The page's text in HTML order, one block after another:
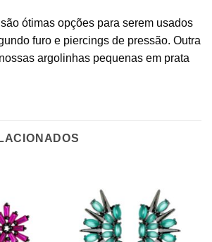
ótimas opções para serem usados
furo e piercings de pressão. Outra
argolinhas pequenas em prata